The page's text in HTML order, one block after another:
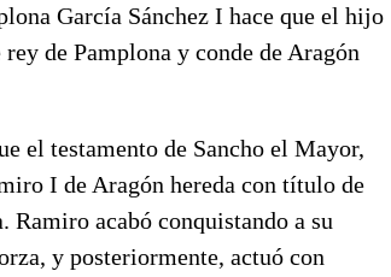
García Sánchez I hace que el hijo
de Pamplona y conde de Aragón
el testamento de Sancho el Mayor,
I de Aragón hereda con título de
Ramiro acabó conquistando a su
y posteriormente, actuó con